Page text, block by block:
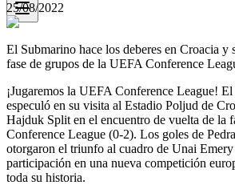
25/08/2022
El Submarino hace los deberes en Croacia y
fase de grupos de la UEFA Conference
¡Jugaremos la UEFA Conference League!
especuló en su visita al Estadio Poljud de
Hajduk Split en el encuentro de vuelta de la
Conference League (0-2). Los goles de
otorgaron el triunfo al cuadro de Unai Emery
participación en una nueva competición
toda su historia.